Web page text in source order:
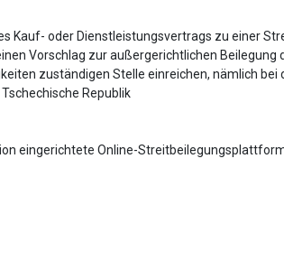
Kauf- oder Dienstleistungsvertrags zu einer
Vorschlag zur außergerichtlichen Beilegung
zuständigen Stelle einreichen, nämlich bei
Republik
eingerichtete Online-